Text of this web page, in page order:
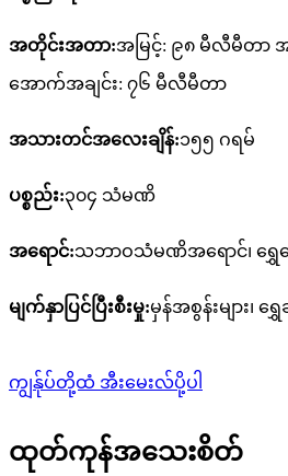
အတိုင်းအတာ:အမြင့်: ၉၈ မီလီမီတာ
အောက်အချင်း: ၇၆ မီလီမီတာ
အသားတင်အလေးချိန်:၁၅၅ ဂရမ်
ပစ္စည်း:၃၀၄ သံမဏိ
အရောင်:သဘာဝသံမဏိအရောင်၊ ရွှေရ
မျက်နှာပြင်ပြီးစီးမှု:မှန်အစွန်းများ၊ ရွှေ
ကျွန်ုပ်တို့ထံ အီးမေးလ်ပို့ပါ
ထုတ်ကုန်အသေးစိတ်